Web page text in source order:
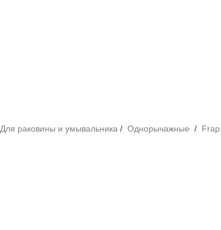
Для раковины и умывальника / Однорычажные / Frap